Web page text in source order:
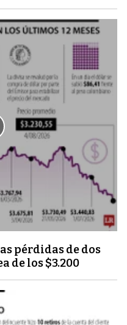
pérdidas de dos
de los $3.200